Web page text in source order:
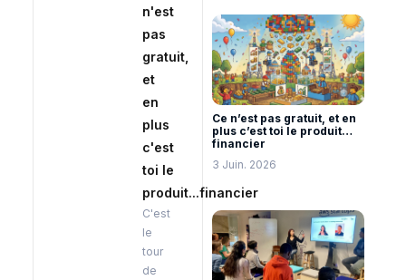
n'est
pas
gratuit,
et
en
plus
c'est
toi le
produit...financier
C'est
le
tour
de
Ce n’est pas gratuit, et en
plus c’est toi le produit…
financier
3 Juin. 2026